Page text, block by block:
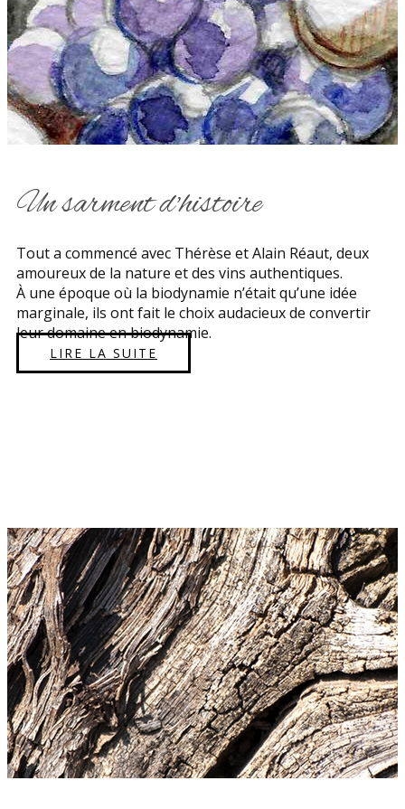
Un sarment d'histoire
Tout a commencé avec Thérèse et Alain Réaut, deux
amoureux de la nature et des vins authentiques.
À une époque où la biodynamie n’était qu’une idée
marginale, ils ont fait le choix audacieux de convertir
leur domaine en biodynamie.
LIRE LA SUITE